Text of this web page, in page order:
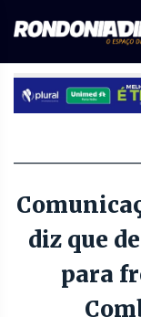
diz que
para